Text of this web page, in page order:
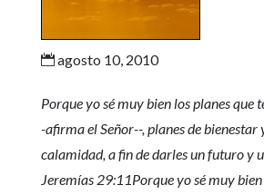
agosto 10, 2010
Porque yo sé muy bien los planes que
-afirma el Señor--, planes de bienestar
calamidad, a fin de darles un futuro y
Jeremías 29:11Porque yo sé muy